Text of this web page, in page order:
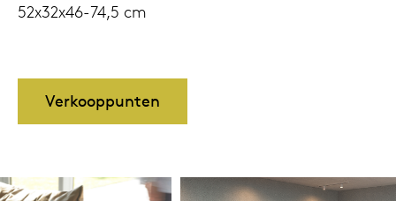
52x32x46-74,5 cm
Verkooppunten